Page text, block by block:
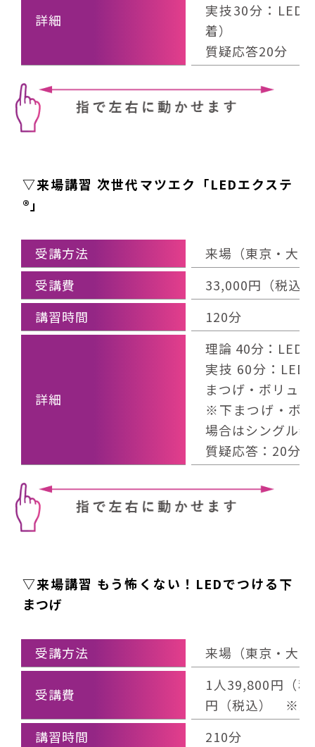
詳細
実技30分：LED
着）
質疑応答20分
▽来場講習 次世代マツエク「LEDエクステ
®」
受講方法
来場（東京・大
受講費
33,000円（税込
講習時間
120分
詳細
理論 40分：LED
実技 60分：LED
まつげ・ボリュ
※下まつげ・ボ
場合はシングル
質疑応答：20分
▽来場講習 もう怖くない！LEDでつける下
まつげ
受講方法 来場（東京・大
受講費
1人39,800円（
円（税込） ※別
講習時間
210分